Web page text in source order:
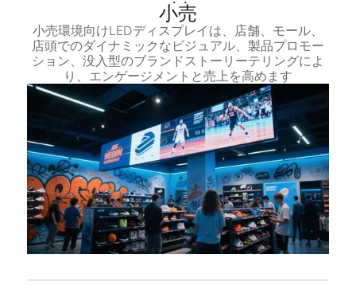
小売
小売環境向けLEDディスプレイは、店舗、モール、
店頭でのダイナミックなビジュアル、製品プロモー
ション、没入型のブランドストーリーテリングによ
り、エンゲージメントと売上を高めます